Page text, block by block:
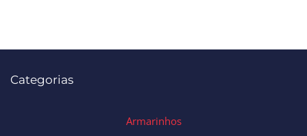
Categorias
Armarinhos